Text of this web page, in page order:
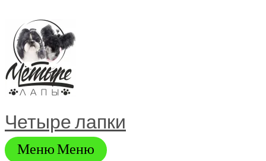
содержимому
Четыре лапки
МенюМеню